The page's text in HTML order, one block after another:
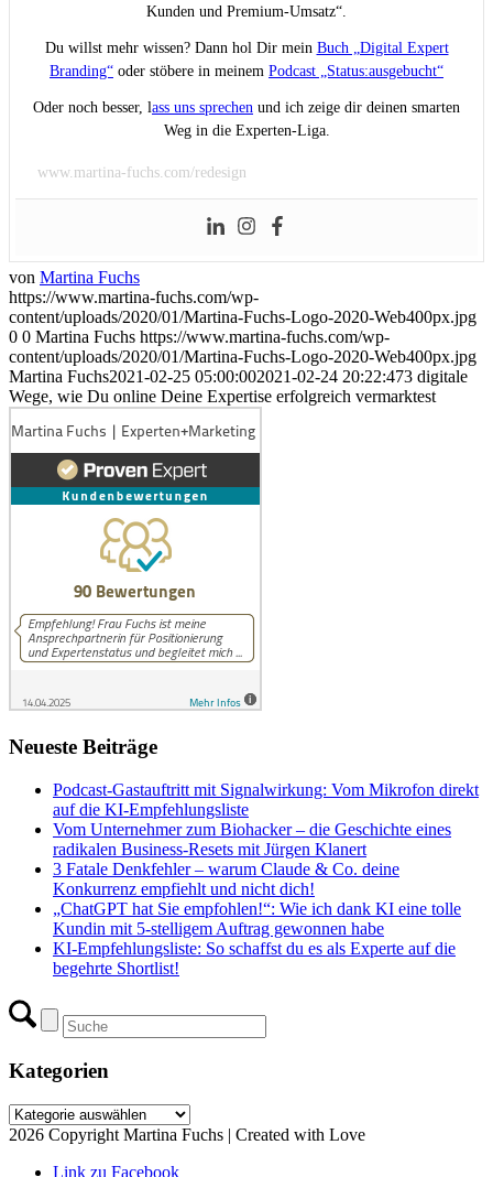
Kunden und Premium-Umsatz“.
Du willst mehr wissen? Dann hol Dir mein Buch „Digital Expert
Branding“ oder stöbere in meinem Podcast „Status:ausgebucht“
Oder noch besser, lass uns sprechen und ich zeige dir deinen smarten
Weg in die Experten-Liga.
www.martina-fuchs.com/redesign
von Martina Fuchs
https://www.martina-fuchs.com/wp-
content/uploads/2020/01/Martina-Fuchs-Logo-2020-Web400px.jpg
0 0 Martina Fuchs https://www.martina-fuchs.com/wp-
content/uploads/2020/01/Martina-Fuchs-Logo-2020-Web400px.jpg
Martina Fuchs2021-02-25 05:00:002021-02-24 20:22:473 digitale
Wege, wie Du online Deine Expertise erfolgreich vermarktest
Neueste Beiträge
Podcast-Gastauftritt mit Signalwirkung: Vom Mikrofon direkt
auf die KI-Empfehlungsliste
Vom Unternehmer zum Biohacker – die Geschichte eines
radikalen Business-Resets mit Jürgen Klanert
3 Fatale Denkfehler – warum Claude & Co. deine
Konkurrenz empfiehlt und nicht dich!
„ChatGPT hat Sie empfohlen!“: Wie ich dank KI eine tolle
Kundin mit 5-stelligem Auftrag gewonnen habe
KI-Empfehlungsliste: So schaffst du es als Experte auf die
begehrte Shortlist!
Kategorien
Kategorien
2026 Copyright Martina Fuchs | Created with Love
Link zu Facebook